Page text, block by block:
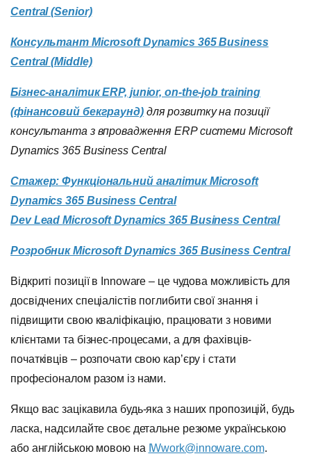
Centrаl (Senior)
Консультант Microsoft Dynamics 365 Business
Centrаl (Middle)
Бізнес-аналітик ERP, junior, on-the-job training
(фінансовий бекграунд) для розвитку на позиції
консультанта з впровадження ERP cистеми Microsoft
Dynamics 365 Business Central
Стажер: Функціональний аналітик Microsoft
Dynamics 365 Business Central
Dev LeadMicrosoft Dynamics365 Business Central
Розробник Microsoft Dynamics 365 Business Central
Відкриті позиції в Innoware – це чудова можливість для
досвідчених спеціалістів поглибити свої знання і
підвищити свою кваліфікацію, працювати з новими
клієнтами та бізнес-процесами, а для фахівців-
початківців – розпочати свою кар’єру і стати
професіоналом разом із нами.
Якщо вас зацікавила будь-яка з наших пропозицій, будь
ласка, надсилайте своє детальне резюме українською
або англійською мовою на IWwork@innoware.com.